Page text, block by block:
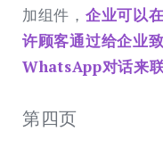
加组件， 企业可以
许顾客通过给企业
WhatsApp对话来
第四页